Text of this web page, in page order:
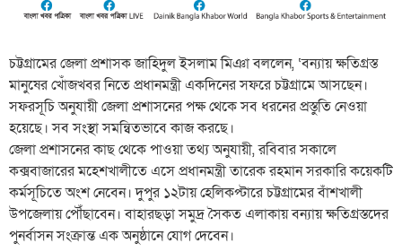
চট্টগ্রামের জেলা প্রশাসক জাহিদুল ইসলাম মিঞা বললেন, ‘বন্যায় ক্ষতিগ্রস্ত
মানুষের খোঁজখবর নিতে প্রধানমন্ত্রী একদিনের সফরে চট্টগ্রামে আসছেন।
সফরসূচি অনুযায়ী জেলা প্রশাসনের পক্ষ থেকে সব ধরনের প্রস্তুতি নেওয়া
হয়েছে। সব সংস্থা সমন্বিতভাবে কাজ করছে।
জেলা প্রশাসনের কাছ থেকে পাওয়া তথ্য অনুযায়ী, রবিবার সকালে
কক্সবাজারের মহেশখালীতে এসে প্রধানমন্ত্রী তারেক রহমান সরকারি কয়েকটি
কর্মসূচিতে অংশ নেবেন। দুপুর ১২টায় হেলিকপ্টারে চট্টগ্রামের বাঁশখালী
উপজেলায় পৌঁছাবেন। বাহারছড়া সমুদ্র সৈকত এলাকায় বন্যায় ক্ষতিগ্রস্তদের
পুনর্বাসন সংক্রান্ত এক অনুষ্ঠানে যোগ দেবেন।